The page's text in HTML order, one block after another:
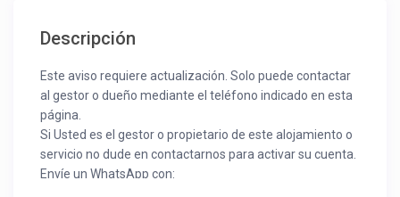
Descripción
Este aviso requiere actualización. Solo puede contactar
al gestor o dueño mediante el teléfono indicado en esta
página.
Si Usted es el gestor o propietario de este alojamiento o
servicio no dude en contactarnos para activar su cuenta.
Envíe un WhatsApp con: